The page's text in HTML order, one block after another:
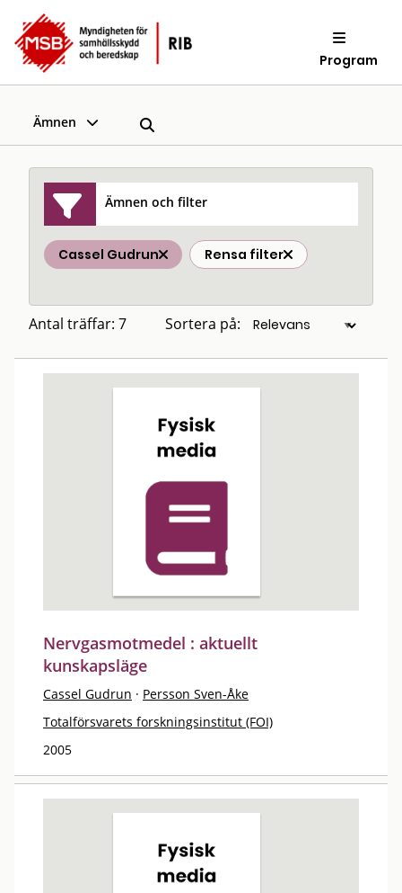
Program
Ämnen
Ämnen och filter
Cassel Gudrun Rensa filter
Antal träffar: 7 Sortera på:
Nervgasmotmedel : aktuellt
kunskapsläge
Cassel Gudrun · Persson Sven-Åke
Totalförsvarets forskningsinstitut (FOI)
2005